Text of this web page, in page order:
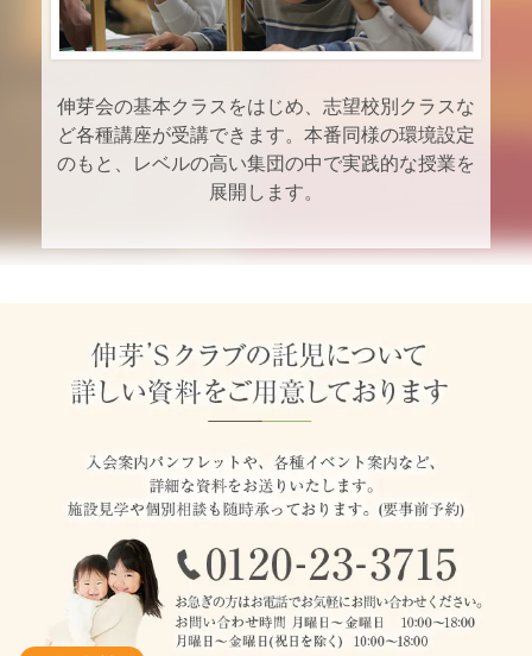
伸芽会の基本クラスをはじめ、志望校別クラスな
ど各種講座が受講できます。本番同様の環境設定
のもと、レベルの高い集団の中で実践的な授業を
展開します。